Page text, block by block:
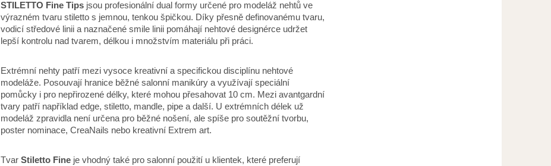
STILETTO Fine Tips jsou profesionální dual formy určené pro modeláž nehtů ve
výrazném tvaru stiletto s jemnou, tenkou špičkou. Díky přesně definovanému tvaru,
vodicí středové linii a naznačené smile linii pomáhají nehtové designérce udržet
lepší kontrolu nad tvarem, délkou i množstvím materiálu při práci.
Extrémní nehty patří mezi vysoce kreativní a specifickou disciplínu nehtové
modeláže. Posouvají hranice běžné salonní manikúry a využívají speciální
pomůcky i pro nepřirozené délky, které mohou přesahovat 10 cm. Mezi avantgardní
tvary patří například edge, stiletto, mandle, pipe a další. U extrémních délek už
modeláž zpravidla není určena pro běžné nošení, ale spíše pro soutěžní tvorbu,
poster nominace, CreaNails nebo kreativní Extrem art.
Tvar Stiletto Fine je vhodný také pro salonní použití u klientek, které preferují